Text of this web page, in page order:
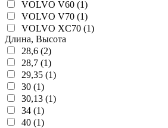
VOLVO V60 (1)
VOLVO V70 (1)
VOLVO XC70 (1)
Длина, Высота
28,6 (2)
28,7 (1)
29,35 (1)
30 (1)
30,13 (1)
34 (1)
40 (1)